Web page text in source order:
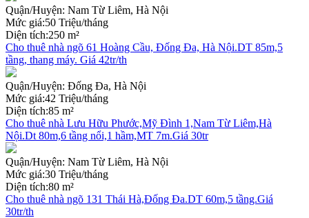
Quận/Huyện: Nam Từ Liêm, Hà Nội
Mức giá:50 Triệu/tháng
Diện tích:250 m²
Cho thuê nhà ngõ 61 Hoàng Cầu, Đống Đa, Hà Nội.DT 85m,5
tầng, thang máy. Giá 42tr/th
Quận/Huyện: Đống Đa, Hà Nội
Mức giá:42 Triệu/tháng
Diện tích:85 m²
Cho thuê nhà Lưu Hữu Phước,Mỹ Đình 1,Nam Từ Liêm,Hà
Nội.Dt 80m,6 tầng nổi,1 hầm,MT 7m.Giá 30tr
Quận/Huyện: Nam Từ Liêm, Hà Nội
Mức giá:30 Triệu/tháng
Diện tích:80 m²
Cho thuê nhà ngõ 131 Thái Hà,Đống Đa.DT 60m,5 tầng.Giá
30tr/th